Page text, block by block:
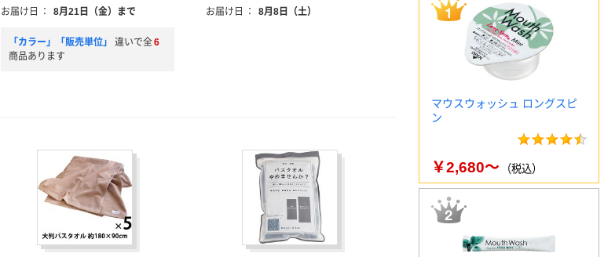
お届け日
： 8月21日（金）まで
「カラー」「販売単位」 違いで全6
商品あります
お届け日
： 8月8日（土）
マウスウォッシュ ロングスピ
ン
￥2,680～ （税込）